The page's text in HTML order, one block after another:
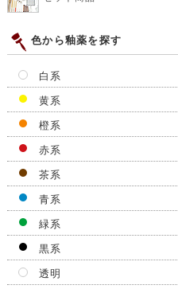
色から釉薬を探す
白系
黄系
橙系
赤系
茶系
青系
緑系
黒系
透明